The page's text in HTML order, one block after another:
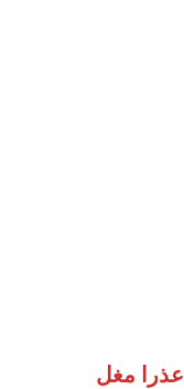
عذرا مغل